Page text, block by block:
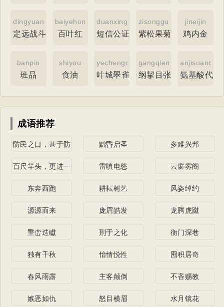
dingyuanzhandou
定远战斗
baiyehong
百叶红
duanxingongzheng
短信公证
zisongguoju
紫松果菊
jineijin
鸡内金
banpin
班品
shiyou
食油
yechengcuiquehua
叶城翠雀花
gangqiemuzhang
纲挈目张 氨基酸代谢
成语推荐
防民之口，甚于防
黜昏启圣 多难兴邦
百尺竿头，更进一
雷嗔电怒 云窗雾阁
东奔西跑 耕耘树艺 风姿绰约
源源而来 庞眉皓发 龙腾虎蹴
重峦迭巘 刑于之化 衡门深巷
独有千秋 怡情悦性 囤积居奇
春风雨露 主客颠倒 不吝赐教
嫉恶如仇 怒目横眉 水月镜花